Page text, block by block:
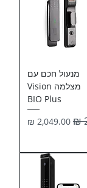
מנעול חכם עם
מצלמה Vision
BIO Plus
מחיר מבצע